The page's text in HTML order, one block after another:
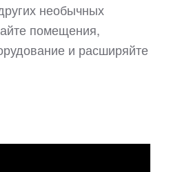
необычных
помещения,
и расширяйте